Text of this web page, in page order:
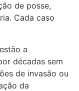
de posse,
Cada caso
a
décadas sem
de invasão ou
da